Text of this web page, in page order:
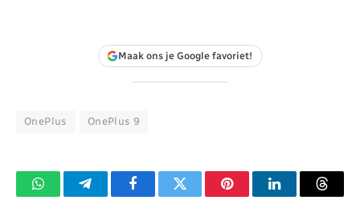
Maak ons je Google favoriet!
OnePlus OnePlus 9
WhatsAppTelegramFacebookTwitter PinterestLinkedIn